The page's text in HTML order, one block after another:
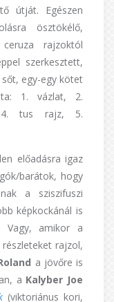
útját. Egészen
ösztökélő,
rajzoktól
szerkesztett,
egy-egy kötet
1. vázlat, 2.
4. tus rajz, 5.
előadásra igaz
barátok, hogy
a sziszifuszi
képkockánál is
Vagy, amikor a
rajzol,
a jövőre is
a Kalyber Joe
(viktoriánus kori,